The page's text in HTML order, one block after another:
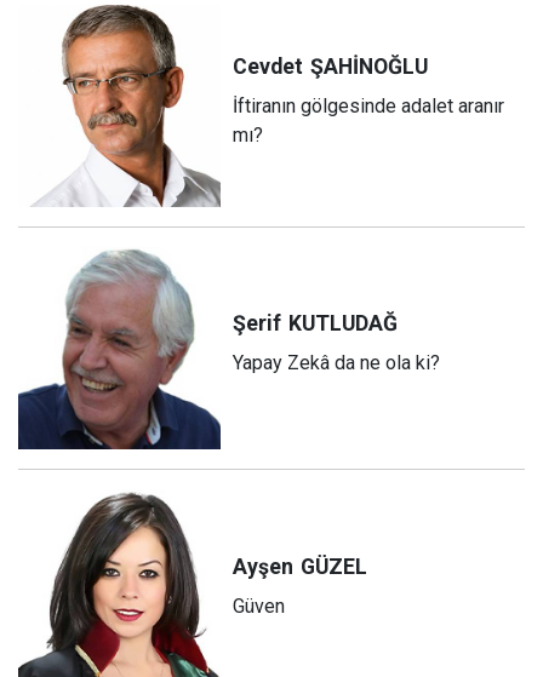
Cevdet ŞAHİNOĞLU
İftiranın gölgesinde adalet aranır
mı?
Şerif KUTLUDAĞ
Yapay Zekâ da ne ola ki?
Ayşen GÜZEL
Güven